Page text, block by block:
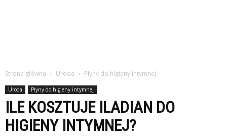
Strona główna Uroda Płyny do higieny intymnej
Uroda Płyny do higieny intymnej
ILE KOSZTUJE ILADIAN DO
HIGIENY INTYMNEJ?